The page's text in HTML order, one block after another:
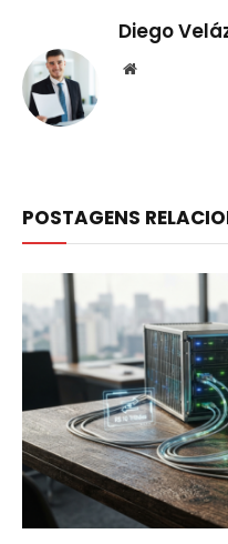
Diego
Website
POSTAGENS